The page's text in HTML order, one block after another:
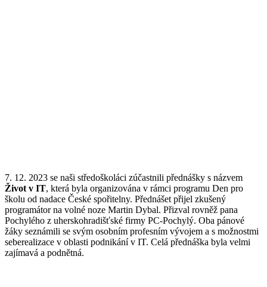
7. 12. 2023 se naši středoškoláci zúčastnili přednášky s názvem
Život v IT, která byla organizována v rámci programu Den pro
školu od nadace České spořitelny. Přednášet přijel zkušený
programátor na volné noze Martin Dybal. Přizval rovněž pana
Pochylého z uherskohradišťské firmy PC-Pochylý. Oba pánové
žáky seznámili se svým osobním profesním vývojem a s možnostmi
seberealizace v oblasti podnikání v IT. Celá přednáška byla velmi
zajímavá a podnětná.